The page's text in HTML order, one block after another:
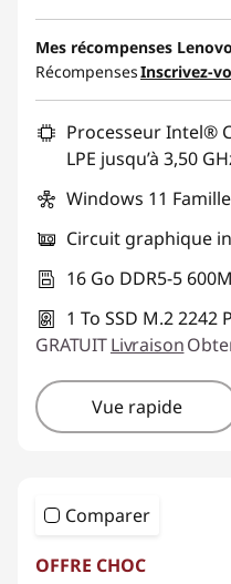
Économies en bon
-$680.00
Utiliser un bon de
BRIGHTIDEA6CA
Mes récompenses Lenovo
RécompensesInscrivez-
Processeur Intel®
LPE jusqu’à 3,50
Windows 11
Circuit graphique
16 Go DDR5-5
1 To SSD M.2 2242
GRATUITLivraison
Vue rapide
Comparer
OFFRE CHOC